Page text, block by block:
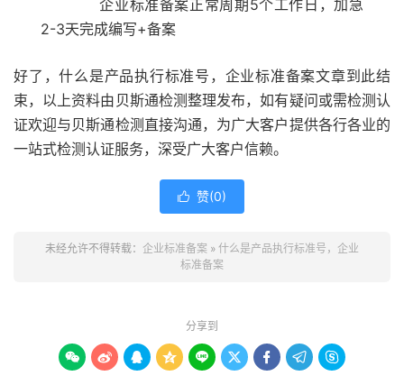
企业标准备案正常周期5个工作日，加急
2-3天完成编写+备案
好了，什么是产品执行标准号，企业标准备案文章到此结
束，以上资料由贝斯通检测整理发布，如有疑问或需检测认
证欢迎与贝斯通检测直接沟通，为广大客户提供各行各业的
一站式检测认证服务，深受广大客户信赖。
 赞(0)
未经允许不得转载： 企业标准备案 » 什么是产品执行标准号，企业
标准备案
分享到
        